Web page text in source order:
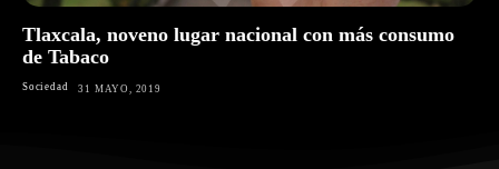
Tlaxcala, noveno lugar nacional con más consumo
de Tabaco
Sociedad 31 MAYO, 2019